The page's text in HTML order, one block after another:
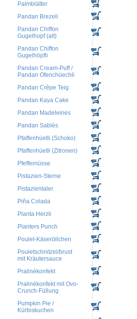
Palmblätter
Pandan Brezeli
Pandan Chiffon
Gugelhopf (alt)
Pandan Chiffon
Gugelhöpfli
Pandan Cream-Puff /
Pandan Ofenchüechli
Pandan Crêpe Teig
Pandan Kaya Cake
Pandan Madeleines
Pandan Sablés
Pfaffenhüetli (Schoko)
Pfaffenhüetli (Zitronen)
Pfeffernüsse
Pistazien-Sterne
Pistazientaler
Piña Colada
Planta Herzli
Planters Punch
Poulet-Käseröllchen
Pouletschnitzel/brust
mit Kräutersauce
Pralinékonfekt
Pralinékonfekt mit Ovo-
Crunch-Füllung
Pumpkin Pie /
Kürbiskuchen